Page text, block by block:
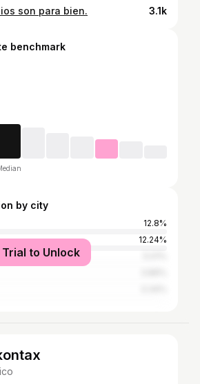
son para bien. 3.1k
benchmark
by city
12.8%
12.24%
to Unlock